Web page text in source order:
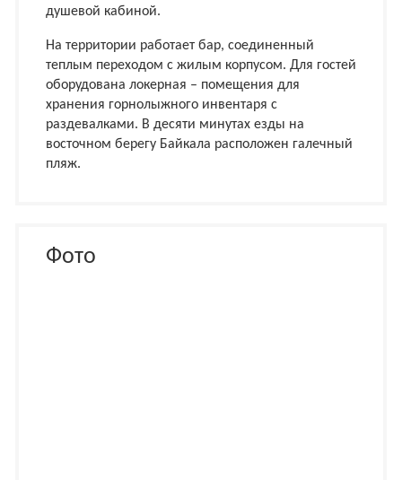
душевой кабиной.
На территории работает бар, соединенный
теплым переходом с жилым корпусом. Для гостей
оборудована локерная – помещения для
хранения горнолыжного инвентаря с
раздевалками. В десяти минутах езды на
восточном берегу Байкала расположен галечный
пляж.
Фото